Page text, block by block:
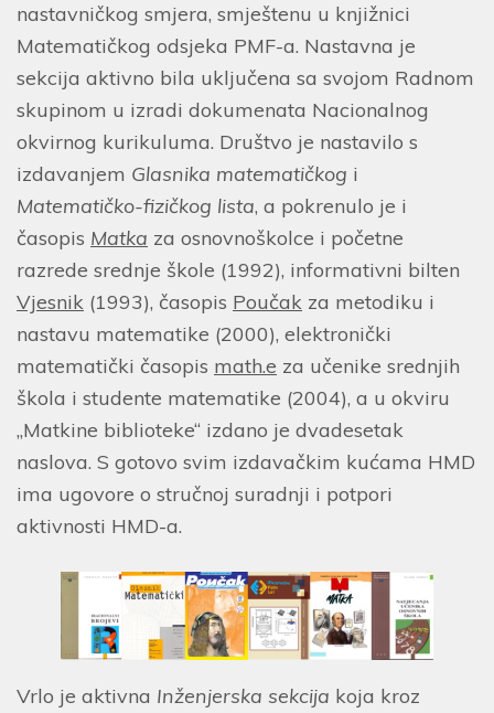
nastavničkog smjera, smještenu u knjižnici
Matematičkog odsjeka PMF-a. Nastavna je
sekcija aktivno bila uključena sa svojom Radnom
skupinom u izradi dokumenata Nacionalnog
okvirnog kurikuluma. Društvo je nastavilo s
izdavanjem Glasnika matematičkog i
Matematičko-fizičkog lista, a pokrenulo je i
časopis Matka za osnovnoškolce i početne
razrede srednje škole (1992), informativni bilten
Vjesnik (1993), časopis Poučak za metodiku i
nastavu matematike (2000), elektronički
matematički časopis math.e za učenike srednjih
škola i studente matematike (2004), a u okviru
„Matkine biblioteke“ izdano je dvadesetak
naslova. S gotovo svim izdavačkim kućama HMD
ima ugovore o stručnoj suradnji i potpori
aktivnosti HMD-a.
Vrlo je aktivna Inženjerska sekcija koja kroz